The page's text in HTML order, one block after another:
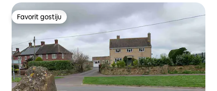
Favorit gostiju
Favorit gostiju